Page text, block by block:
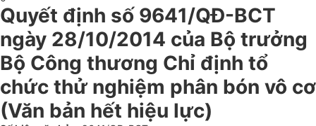
Quyết định số 9641/QĐ-BCT
ngày 28/10/2014 của Bộ trưởng
Bộ Công thương Chỉ định tổ
chức thử nghiệm phân bón vô cơ
(Văn bản hết hiệu lực)